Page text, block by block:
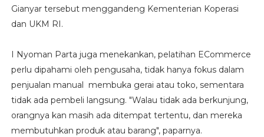
Gianyar tersebut menggandeng Kementerian Koperasi
dan UKM RI.
I Nyoman Parta juga menekankan, pelatihan ECommerce
perlu dipahami oleh pengusaha, tidak hanya fokus dalam
penjualan manual membuka gerai atau toko, sementara
tidak ada pembeli langsung. "Walau tidak ada berkunjung,
orangnya kan masih ada ditempat tertentu, dan mereka
membutuhkan produk atau barang", paparnya.